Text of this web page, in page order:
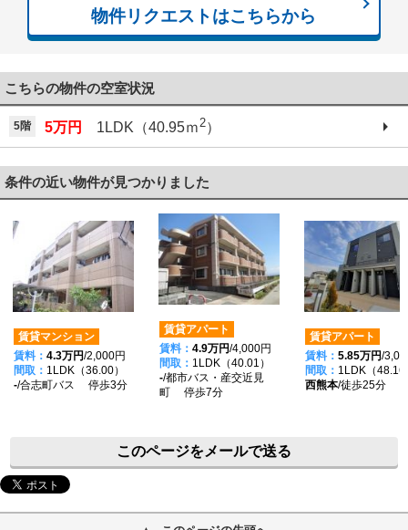
物件リクエストはこちらから
こちらの物件の空室状況
5階 5万円 1LDK（40.95ｍ2）
条件の近い物件が見つかりました
賃貸マンション
賃料： 4.3万円/2,000円
間取： 1LDK（36.00）
-/合志町バス 停歩3分
賃貸アパート
賃料： 4.9万円/4,000円
間取： 1LDK（40.01）
-/都市バス・産交近見
町 停歩7分
賃貸アパート
賃料： 5.85万円/
間取： 1LDK（48.16
西熊本/徒歩25分
このページをメールで送る